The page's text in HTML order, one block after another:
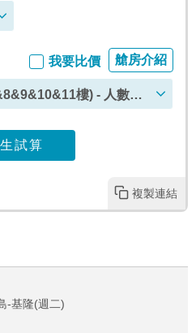
我要比價 艙房介紹
樓) - 人數上
試算
複製連結
-基隆(週二)